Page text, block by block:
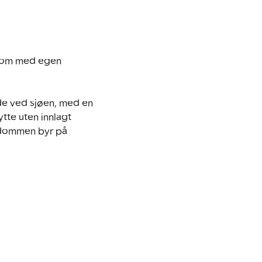
med egen
ved sjøen, med en
uten innlagt
byr på